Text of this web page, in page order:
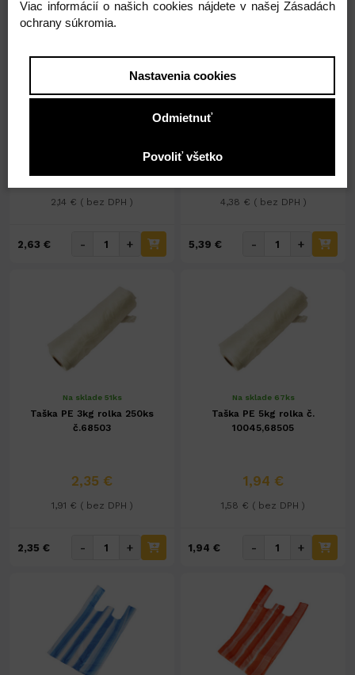
Nedostupné
2,63 €
2,14 € ( bez DPH )
2,63 € - +
Na sklade 5ks
rúč.70x145cm 093040
5,39 €
4,38 € ( bez DPH )
5,39 € - +
Na sklade 51ks
Taška PE 3kg rolka 250ks
č.68503
2,35 €
1,91 € ( bez DPH )
2,35 € - +
Na sklade 67ks
Taška PE 5kg rolka č.
10045,68505
1,94 €
1,58 € ( bez DPH )
1,94 € - +
Viac informácií o našich cookies nájdete v našej Zásadách
ochrany súkromia.
Nastavenia cookies
Odmietnuť
Povoliť všetko